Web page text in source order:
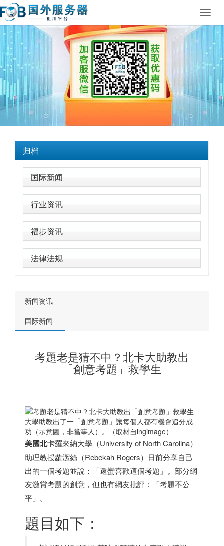
归档
国际新闻
行业资讯
福步资讯
法律法规
新闻资讯
国际新闻
考題老是猜不中？北卡大助教出
「創意考題」救學生
大學助教出了一「創意考題」讓每個人都有機會追分成
功（示意圖，非當事人）。（取材自ingimage）
美國北卡羅來納大學（University of North Carolina）
助理教授蘿潔絲（Rebekah Rogers）日前分享自己
出的一個考題並說：「還蠻喜歡這個考題」。部分網
友激賞考題的創意，但也有網友批評：「考題不公
平」。
題目如下：